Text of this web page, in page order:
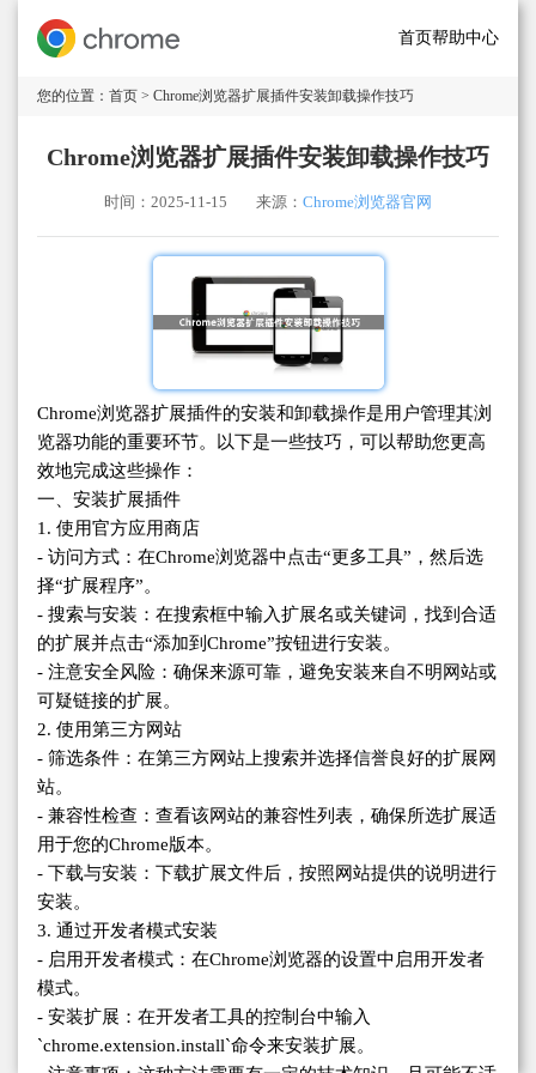
首页帮助中心
您的位置： 首页 > Chrome浏览器扩展插件安装卸载操作技巧
Chrome浏览器扩展插件安装卸载操作技巧
时间：2025-11-15 来源： Chrome浏览器官网
Chrome浏览器扩展插件的安装和卸载操作是用户管理其浏
览器功能的重要环节。以下是一些技巧，可以帮助您更高
效地完成这些操作：
一、安装扩展插件
1. 使用官方应用商店
- 访问方式：在Chrome浏览器中点击“更多工具”，然后选
择“扩展程序”。
- 搜索与安装：在搜索框中输入扩展名或关键词，找到合适
的扩展并点击“添加到Chrome”按钮进行安装。
- 注意安全风险：确保来源可靠，避免安装来自不明网站或
可疑链接的扩展。
2. 使用第三方网站
- 筛选条件：在第三方网站上搜索并选择信誉良好的扩展网
站。
- 兼容性检查：查看该网站的兼容性列表，确保所选扩展适
用于您的Chrome版本。
- 下载与安装：下载扩展文件后，按照网站提供的说明进行
安装。
3. 通过开发者模式安装
- 启用开发者模式：在Chrome浏览器的设置中启用开发者
模式。
- 安装扩展：在开发者工具的控制台中输入
`chrome.extension.install`命令来安装扩展。